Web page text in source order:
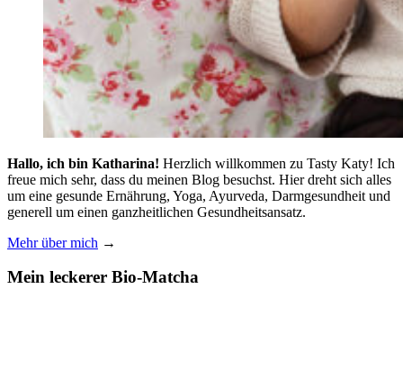
Hallo, ich bin Katharina! Herzlich willkommen zu Tasty Katy! Ich
freue mich sehr, dass du meinen Blog besuchst. Hier dreht sich alles
um eine gesunde Ernährung, Yoga, Ayurveda, Darmgesundheit und
generell um einen ganzheitlichen Gesundheitsansatz.
Mehr über mich →
Mein leckerer Bio-Matcha